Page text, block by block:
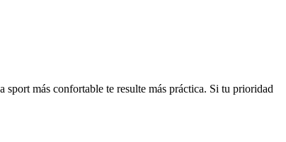
sport más confortable te resulte más práctica. Si tu prioridad